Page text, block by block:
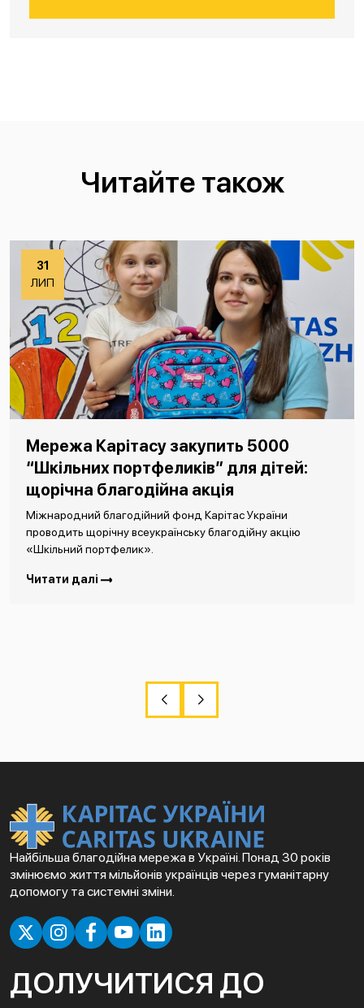
Читайте також
31
ЛИП
Мережа Карітасу закупить 5000
“Шкільних портфеликів” для дітей:
щорічна благодійна акція
Міжнародний благодійний фонд Карітас України
проводить щорічну всеукраїнську благодійну акцію
«Шкільний портфелик».
Читати далі
Найбільша благодійна мережа в Україні. Понад 30 років
змінюємо життя мільйонів українців через гуманітарну
допомогу та системні зміни.
ДОЛУЧИТИСЯ ДО